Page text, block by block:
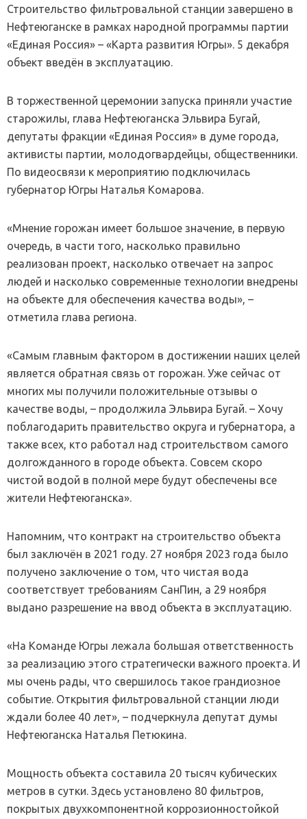
Строительство фильтровальной станции завершено в
Нефтеюганске в рамках народной программы партии
«Единая Россия» – «Карта развития Югры». 5 декабря
объект введён в эксплуатацию.
В торжественной церемонии запуска приняли участие
старожилы, глава Нефтеюганска Эльвира Бугай,
депутаты фракции «Единая Россия» в думе города,
активисты партии, молодогвардейцы, общественники.
По видеосвязи к мероприятию подключилась
губернатор Югры Наталья Комарова.
«Мнение горожан имеет большое значение, в первую
очередь, в части того, насколько правильно
реализован проект, насколько отвечает на запрос
людей и насколько современные технологии внедрены
на объекте для обеспечения качества воды», –
отметила глава региона.
«Самым главным фактором в достижении наших целей
является обратная связь от горожан. Уже сейчас от
многих мы получили положительные отзывы о
качестве воды, – продолжила Эльвира Бугай. – Хочу
поблагодарить правительство округа и губернатора, а
также всех, кто работал над строительством самого
долгожданного в городе объекта. Совсем скоро
чистой водой в полной мере будут обеспечены все
жители Нефтеюганска».
Напомним, что контракт на строительство объекта
был заключён в 2021 году. 27 ноября 2023 года было
получено заключение о том, что чистая вода
соответствует требованиям СанПин, а 29 ноября
выдано разрешение на ввод объекта в эксплуатацию.
«На Команде Югры лежала большая ответственность
за реализацию этого стратегически важного проекта. И
мы очень рады, что свершилось такое грандиозное
событие. Открытия фильтровальной станции люди
ждали более 40 лет», – подчеркнула депутат думы
Нефтеюганска Наталья Петюкина.
Мощность объекта составила 20 тысяч кубических
метров в сутки. Здесь установлено 80 фильтров,
покрытых двухкомпонентной коррозионностойкой